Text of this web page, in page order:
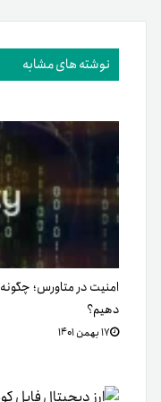
نوشته های مشابه
امنیت در متاورس؛
دهیم؟
۱۷ بهمن ۱۴۰۱